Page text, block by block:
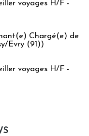
voyages H/F -
Chargé(e) de
Evry (91))
voyages H/F -